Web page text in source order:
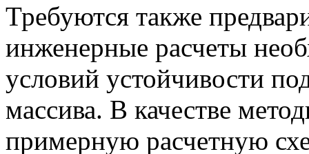
Требуются также
инженерные расчеты
условий устойчивости
массива. В качестве
примерную расчетную